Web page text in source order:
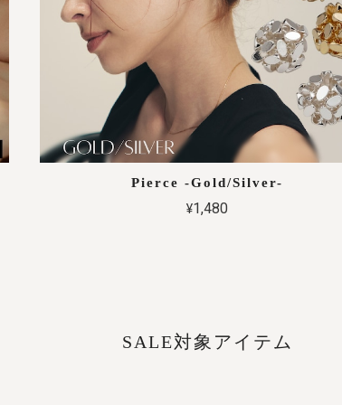
Pierce -Gold/Silver-
¥1,480
SALE対象アイテム